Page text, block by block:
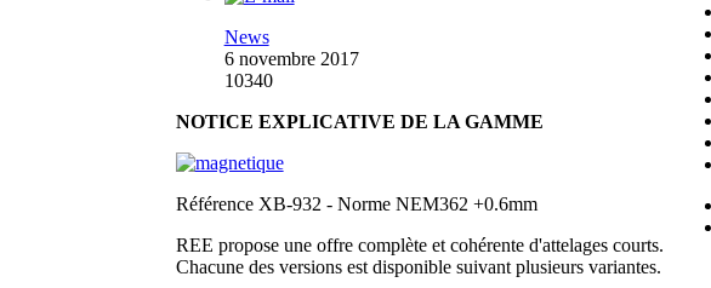
News
6 novembre 2017
10340
NOTICE EXPLICATIVE DE LA GAMME
Référence XB-932 - Norme NEM362 +0.6mm
REE propose une offre complète et cohérente d'attelages courts.
Chacune des versions est disponible suivant plusieurs variantes.